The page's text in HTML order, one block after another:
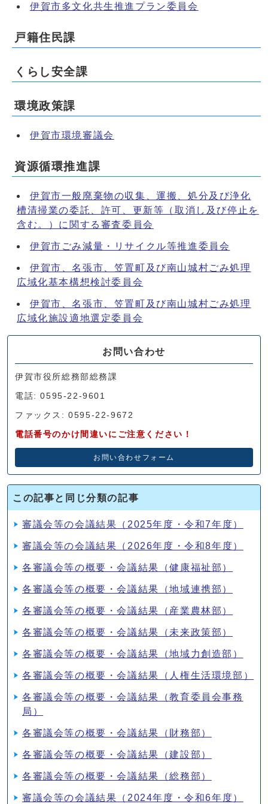
伊賀市多文化共生推進プラン委員会
戸籍住民課
くらし安全課
環境政策課
伊賀市環境審議会
資源循環推進課
伊賀市一般廃棄物の収集、運搬、処分及び浄化
槽清掃業の委託、許可、更新等（取消し及び停止を
含む。）に関する審査委員会
伊賀市ごみ減量・リサイクル等推進委員会
伊賀市、名張市、笠置町及び南山城村ごみ処理
広域化基本構想検討委員会
伊賀市、名張市、笠置町及び南山城村ごみ処理
広域化施設適地選定委員会
お問い合わせ
伊賀市役所総務部総務課
電話: 0595-22-9601
ファックス: 0595-22-9672
電話番号のかけ間違いにご注意ください！
お問い合わせフォーム
この記事と同じ分類の記事
審議会等の会議結果（2025年度・令和7年度）
審議会等の会議結果（2026年度・令和8年度）
各審議会等の概要・会議結果（健康福祉部）
各審議会等の概要・会議結果（地域連携部）
各審議会等の概要・会議結果（産業農林部）
各審議会等の概要・会議結果（未来政策部）
各審議会等の概要・会議結果（地域力創造部）
各審議会等の概要・会議結果（人権生活環境部）
各審議会等の概要・会議結果（教育委員会事務
局）
各審議会等の概要・会議結果（財務部）
各審議会等の概要・会議結果（建設部）
各審議会等の概要・会議結果（総務部）
審議会等の会議結果（2024年度・令和6年度）